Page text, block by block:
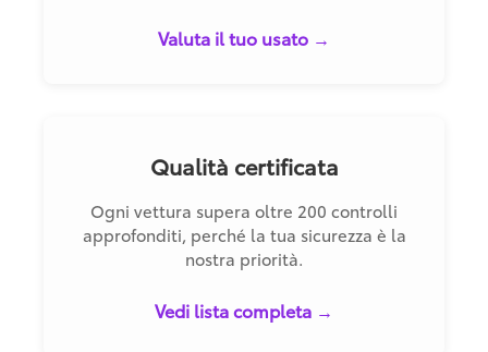
Valuta il tuo usato →
Qualità certificata
Ogni vettura supera oltre 200 controlli
approfonditi, perché la tua sicurezza è la
nostra priorità.
Vedi lista completa →